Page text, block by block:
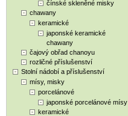
čínské skleněné misky
chawany
keramické
japonské keramické
chawany
čajový obřad chanoyu
rozličné příslušenství
Stolní nádobí a příslušenství
mísy, misky
porcelánové
japonské porcelánové mísy
keramické